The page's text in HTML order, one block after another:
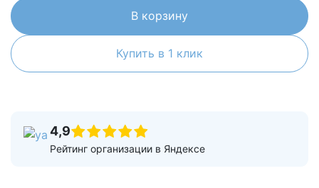
В корзину
Купить в 1 клик
4,9
Рейтинг организации в Яндексе